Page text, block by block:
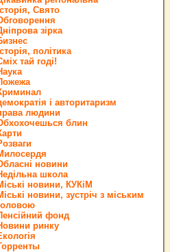
Історія, Свято
зірка
Історія, політика
тай годі!
і авторитаризм
людини
блин
новини
школа
новини, КУКіМ
новини, зустріч з міським
фонд
ринку